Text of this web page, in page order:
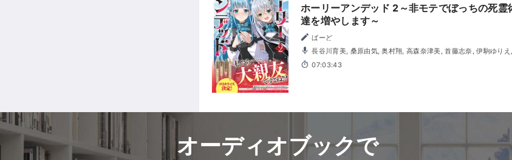
ホーリーアンデッド 2～非モテでぼっちの死
達を増やします～
ばーど
長谷川育美, 桑原由気, 奥村翔, 高森奈津美, 首藤志奈, 伊駒ゆりえ, 飯田ヒカル, 中恵光城, 高橋伸也, 高柳知
葉, 菱川花菜, 喜屋武和輝, 田中貴子, 春海百乃, 永瀬アンナ, 岡田幸子,
07:03:43
オーディオブックで